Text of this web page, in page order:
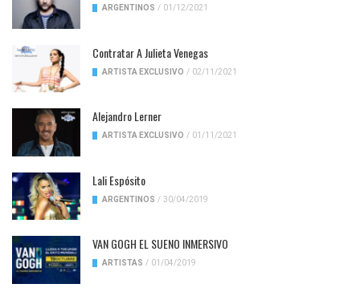
ARGENTINOS / 01/12/2021
Contratar A Julieta Venegas
ARTISTA EXCLUSIVO / 02/11/2021
Alejandro Lerner
ARTISTA EXCLUSIVO / 01/11/2021
Lali Espósito
ARGENTINOS / 30/04/2019
VAN GOGH EL SUENO INMERSIVO
ARTISTAS / 01/04/2019